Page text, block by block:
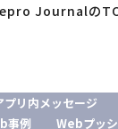
Journalの
プリ内メッセージ
事例
Webプッ